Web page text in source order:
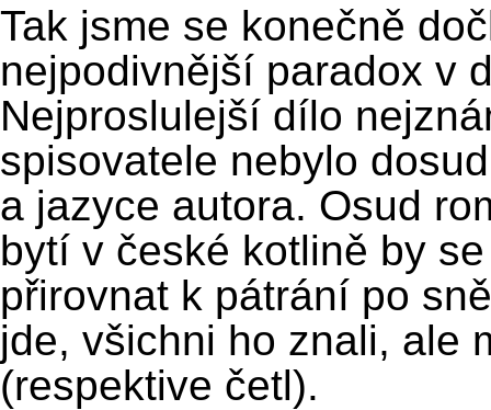
Tak jsme se konečně
nejpodivnější paradox v
Nejproslulejší dílo
spisovatele nebylo
a jazyce autora. Osud
bytí v české kotlině by
přirovnat k pátrání po
jde, všichni ho znali, ale
(respektive četl).